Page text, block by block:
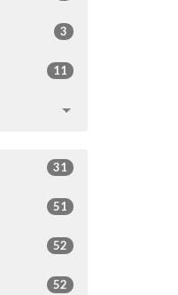
3
11
31
51
52
52